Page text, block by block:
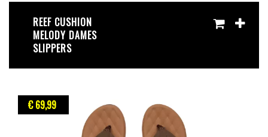
REEF CUSHION
MELODY DAMES
SLIPPERS
€ 69,99